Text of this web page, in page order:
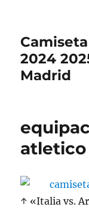
2024
Madrid
↑ «Italia vs.